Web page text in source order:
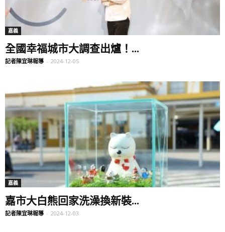
嘉義
全國幸福城市大調查出爐！...
記者陳宜琳報導 - 2024-12-05
嘉義
嘉市大白熊回家洗澡換新裝...
記者陳宜琳報導 - 2024-12-03